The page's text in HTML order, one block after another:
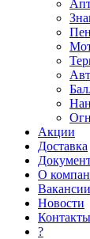
Акции
Доставка
О
Вакансии
Новости
Контакты
?